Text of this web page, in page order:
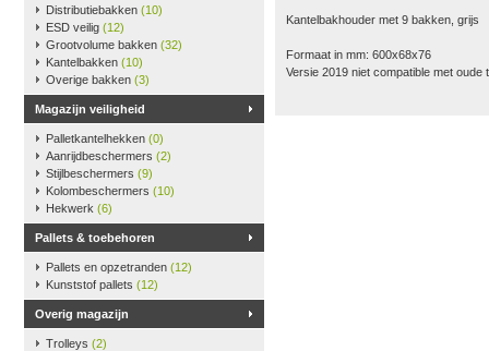
Distributiebakken (10)
ESD veilig (12)
Grootvolume bakken (32)
Kantelbakken (10)
Overige bakken (3)
Magazijn veiligheid
Palletkantelhekken (0)
Aanrijdbeschermers (2)
Stijlbeschermers (9)
Kolombeschermers (10)
Hekwerk (6)
Pallets & toebehoren
Pallets en opzetranden (12)
Kunststof pallets (12)
Overig magazijn
Trolleys (2)
Kantelbakhouder met 9 bakken, grijs
Formaat in mm: 600x68x76
Versie 2019 niet compatible met oude